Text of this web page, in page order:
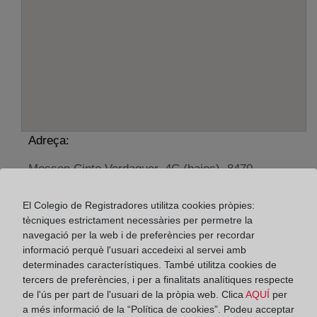
Adreça:
Mossen Cinto Verdaguer, 4C (bajos), 8470
De lunes a viernes de 09:00 a 17:00 horas
Agosto: De lunes a viernes de 09:00 a 14:00 horas
Los días 24 y 31 de diciembre de 09:00 a 14:00
horas
El Colegio de Registradores utilitza cookies pròpies:
tècniques estrictament necessàries per permetre la
navegació per la web i de preferències per recordar
informació perquè l'usuari accedeixi al servei amb
determinades característiques. També utilitza cookies de
tercers de preferències, i per a finalitats analítiques respecte
de l'ús per part de l'usuari de la pròpia web. Clica AQUÍ per
a més informació de la “Política de cookies”. Podeu acceptar